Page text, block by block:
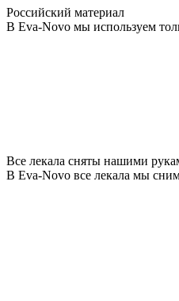
Российский материал
В Eva-Novo мы используем
Все лекала сняты нашими
В Eva-Novo все лекала мы